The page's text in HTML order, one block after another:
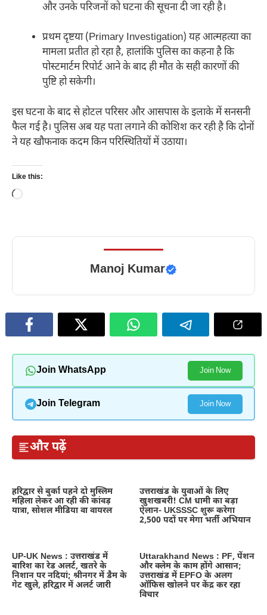
और उनके परिजनों को घटना की सूचना दी जा रही है।
प्रथम दृष्टया (Primary Investigation) यह आत्महत्या का
मामला प्रतीत हो रहा है, हालांकि पुलिस का कहना है कि
पोस्टमार्टम रिपोर्ट आने के बाद ही मौत के सही कारणों की
पुष्टि हो सकेगी।
इस घटना के बाद से होटल परिसर और आसपास के इलाके में सनसनी
फैल गई है। पुलिस अब यह पता लगाने की कोशिश कर रही है कि दोनों
ने यह खौफनाक कदम किन परिस्थितियों में उठाया।
Like this:
Loading…
Manoj Kumar
Join WhatsApp Join Now
Join Telegram Join Now
और पढ़ें
हरिद्वार से बुर्का पहने दो मुस्लिम
महिला लेकर आ रही की कांवड़
यात्रा, सोशल मीडिया वा वायरल
उत्तराखंड के युवाओं के लिए
खुशखबरी! CM धामी का बड़ा
ऐलान- UKSSSC शुरू करेगा
2,500 पदों पर मेगा भर्ती अभियान
UP-UK News : उत्तराखंड में
बारिश का रेड अलर्ट, खतरे के
निशान पर नदियां; श्रीनगर में डैम के
गेट खुले, हरिद्वार में अलर्ट जारी
Uttarakhand News : PF, पेंशन
और क्लेम के काम होंगे आसान;
उत्तराखंड में EPFO के अलग
ऑफिस खोलने पर केंद्र कर रहा
विचार